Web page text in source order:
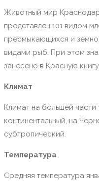
Животный мир
представлен 101 видом
пресмыкающихся и
видами рыб. При этом
занесено в Красную
Климат
Климат на большей
континентальный, на
субтропический.
Температура
Средняя температура